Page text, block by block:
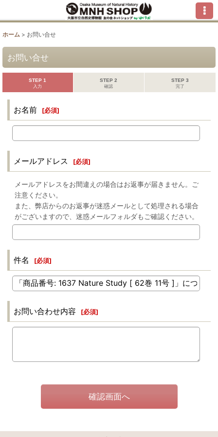
ホーム > お問い合せ
お問い合せ
STEP 1
入力
STEP 2
確認
STEP 3
完了
お名前 [必須]
メールアドレス [必須]
メールアドレスをお間違えの場合はお返事が届きません。ご
注意ください。
また、弊店からのお返事が迷惑メールとして処理される場合
がございますので、迷惑メールフォルダもご確認ください。
件名 [必須]
お問い合わせ内容 [必須]
確認画面へ